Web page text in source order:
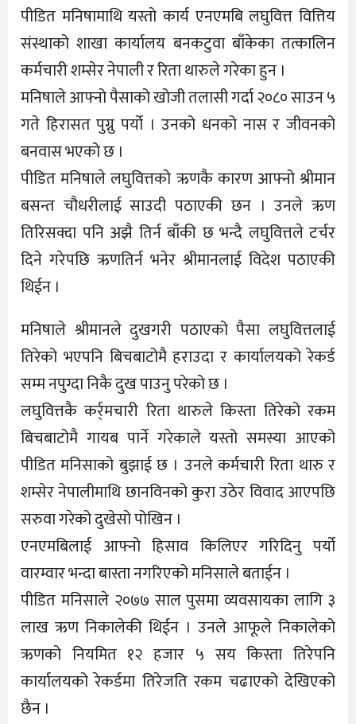
पीडित मनिषामाथि यस्तो कार्य एनएमबि लघुवित्त वित्तिय
संस्थाको शाखा कार्यालय बनकटुवा बाँकेका तत्कालिन
कर्मचारी शम्सेर नेपाली र रिता थारुले गरेका हुन ।
मनिषाले आफ्नो पैसाको खोजी तलासी गर्दा २०८० साउन ५
गते हिरासत पुग्नु पर्यो । उनको धनको नास र जीवनको
बनवास भएको छ ।
पीडित मनिषाले लघुवित्तको ऋणकै कारण आफ्नो श्रीमान
बसन्त चौधरीलाई साउदी पठाएकी छन । उनले ऋण
तिरिसक्दा पनि अझै तिर्न बाँकी छ भन्दै लघुवित्तले टर्चर
दिने गरेपछि ऋणतिर्न भनेर श्रीमानलाई विदेश पठाएकी
थिईन ।
मनिषाले श्रीमानले दुखगरी पठाएको पैसा लघुवित्तलाई
तिरेको भएपनि बिचबाटोमै हराउदा र कार्यालयको रेकर्ड
सम्म नपुग्दा निकै दुख पाउनु परेको छ ।
लघुवित्तकै कर्र्मचारी रिता थारुले किस्ता तिरेको रकम
बिचबाटोमै गायब पार्ने गरेकाले यस्तो समस्या आएको
पीडित मनिसाको बुझाई छ । उनले कर्मचारी रिता थारु र
शम्सेर नेपालीमाथि छानविनको कुरा उठेर विवाद आएपछि
सरुवा गरेको दुखेसो पोखिन ।
एनएमबिलाई आफ्नो हिसाव किलिएर गरिदिनु पर्यो
वारम्वार भन्दा बास्ता नगरिएको मनिसाले बताईन ।
पीडित मनिसाले २०७७ साल पुसमा व्यवसायका लागि ३
लाख ऋण निकालेकी थिईन । उनले आफूले निकालेको
ऋणको नियमित १२ हजार ५ सय किस्ता तिरेपनि
कार्यालयको रेकर्डमा तिरेजति रकम चढाएको देखिएको
छैन ।